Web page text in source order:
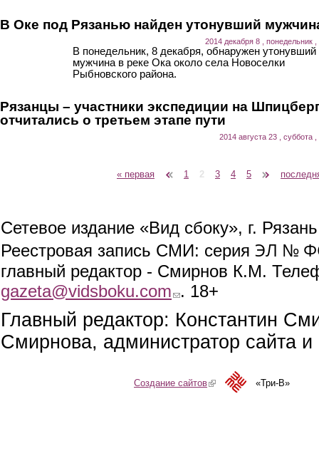
В Оке под Рязанью найден утонувший
2014 декабря 8 , понедельник ,
В понедельник, 8 декабря, обнаружен утонувший
мужчина в реке Ока около села Новоселки
Рыбновского района.
Рязанцы – участники экспедиции на
отчитались о третьем этапе пути
2014 августа 23 , суббота ,
« первая 1 2 3 4 5
Сетевое издание «Вид сбоку», г.
Реестровая запись СМИ: серия ЭЛ №
главный редактор - Смирнов К.М.
gazeta@vidsboku.com (link sends e-mail)
. 18+
Главный редактор: Константин
Смирнова, администратор сайта
Создание сайтов(link is external)«Три-В»